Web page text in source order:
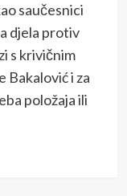
saučesnici
djela protiv
s krivičnim
Bakalović i za
položaja ili